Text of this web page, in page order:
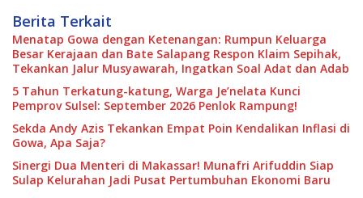
Berita Terkait
Menatap Gowa dengan Ketenangan: Rumpun Keluarga
Besar Kerajaan dan Bate Salapang Respon Klaim Sepihak,
Tekankan Jalur Musyawarah, Ingatkan Soal Adat dan Adab
5 Tahun Terkatung-katung, Warga Je’nelata Kunci
Pemprov Sulsel: September 2026 Penlok Rampung!
Sekda Andy Azis Tekankan Empat Poin Kendalikan Inflasi di
Gowa, Apa Saja?
Sinergi Dua Menteri di Makassar! Munafri Arifuddin Siap
Sulap Kelurahan Jadi Pusat Pertumbuhan Ekonomi Baru